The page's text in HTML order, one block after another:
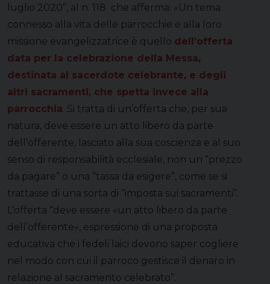
luglio 2020”, al n. 118 che afferma: «Un tema
connesso alla vita delle parrocchie e alla loro
missione evangelizzatrice è quello dell’offerta
data per la celebrazione della Messa,
destinata al sacerdote celebrante, e degli
altri sacramenti, che spetta invece alla
parrocchia. Si tratta di un’offerta che, per sua
natura, deve essere un atto libero da parte
dell’offerente, lasciato alla sua coscienza e al suo
senso di responsabilità ecclesiale, non un “prezzo
da pagare” o una “tassa da esigere”, come se si
trattasse di una sorta di “imposta sui sacramenti”.
L’offerta “deve essere «un atto libero da parte
dell’offerente», espressione di una proposta
educativa che i fedeli laici devono saper cogliere
nel modo con cui il parroco gestisce il denaro in
relazione al sacramento celebrato”.